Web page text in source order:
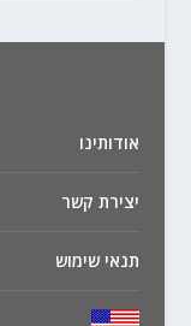
אודותינו
יצירת קשר
תנאי שימוש